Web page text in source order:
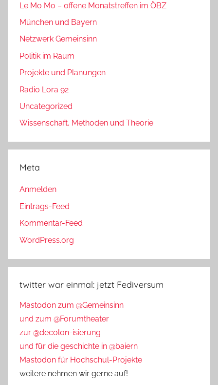
Le Mo Mo – offene Monatstreffen im ÖBZ
München und Bayern
Netzwerk Gemeinsinn
Politik im Raum
Projekte und Planungen
Radio Lora 92
Uncategorized
Wissenschaft, Methoden und Theorie
Meta
Anmelden
Eintrags-Feed
Kommentar-Feed
WordPress.org
twitter war einmal: jetzt Fediversum
Mastodon zum @Gemeinsinn
und zum @Forumtheater
zur @decolon-isierung
und für die geschichte in @baiern
Mastodon für Hochschul-Projekte
weitere nehmen wir gerne auf!